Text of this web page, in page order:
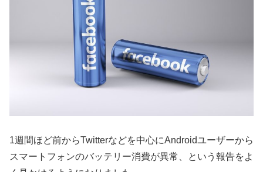
1週間ほど前からTwitterなどを中心にAndroidユーザーから
スマートフォンのバッテリー消費が異常、という報告をよ